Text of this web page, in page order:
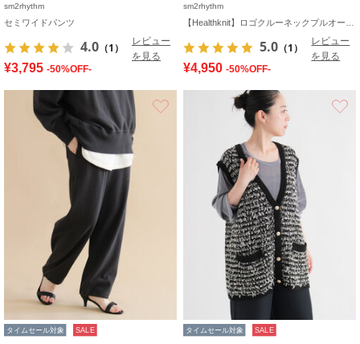
sm2rhythm
セミワイドパンツ
4.0 （1）
レビュー
を見る
¥3,795 -50%OFF-
sm2rhythm
5.0 （1）
レビュー
を見る
¥4,950 -50%OFF-
タイムセール対象 SALE タイムセール対象 SALE